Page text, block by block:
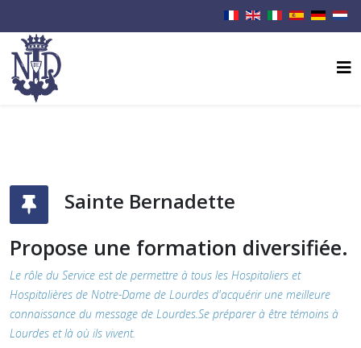
Sainte Bernadette
Propose une formation diversifiée.
Le rôle du Service est de permettre à tous les Hospitaliers et
Hospitalières de Notre-Dame de Lourdes d'acquérir une meilleure
connaissance du message de Lourdes.Se préparer à être témoins à
Lourdes et là où ils vivent.